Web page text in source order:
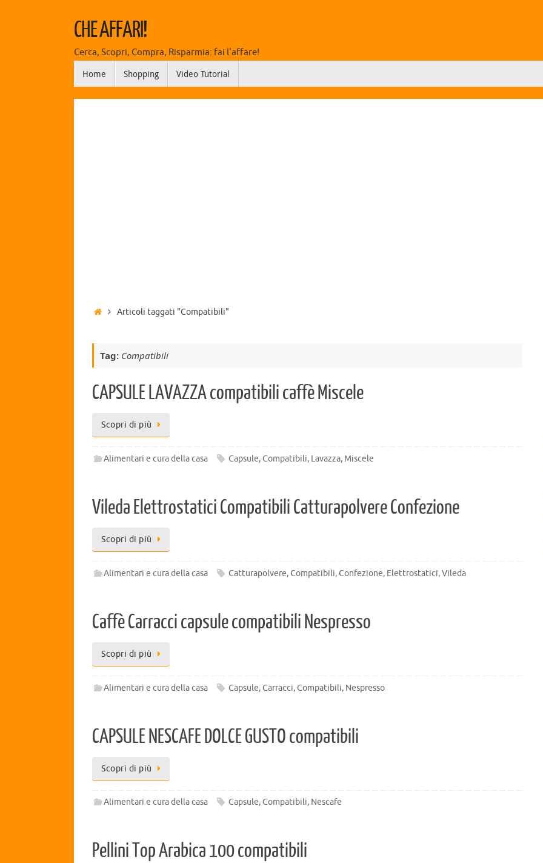
CHE AFFARI!
Cerca, Scopri, Compra, Risparmia: fai l'affare!
Home
Shopping Video Tutorial
Articoli taggati "Compatibili"
Tag: Compatibili
CAPSULE LAVAZZA compatibili caffè Miscele
Scopri di più
Alimentari e cura della casa Capsule,Compatibili, Lavazza, Miscele
Vileda Elettrostatici Compatibili Catturapolvere Confezione
Scopri di più
Alimentari e cura della casa Catturapolvere,Compatibili,Confezione, Elettrostatici,Vileda
Caffè Carracci capsule compatibili Nespresso
Scopri di più
Alimentari e cura della casa Capsule,Carracci,Compatibili, Nespresso
CAPSULE NESCAFE DOLCE GUSTO compatibili
Scopri di più
Alimentari e cura della casa Capsule,Compatibili, Nescafe
Pellini Top Arabica 100 compatibili